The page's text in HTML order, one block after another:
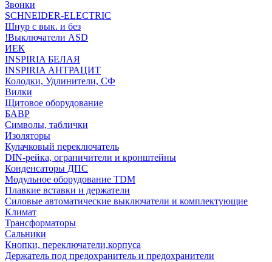
Звонки
SCHNEIDER-ELECTRIC
Шнур с вык. и без
!Выключатели ASD
ИЕК
INSPIRIA БЕЛАЯ
INSPIRIA АНТРАЦИТ
Колодки, Удлинители, СФ
Вилки
Щитовое оборудование
БАВР
Символы, таблички
Изоляторы
Кулачковый переключатель
DIN-рейка, ограничители и кронштейны
Конденсаторы ДПС
Модульное оборудование TDM
Плавкие вставки и держатели
Силовые автоматические выключатели и комплектующие
Климат
Трансформаторы
Сальники
Кнопки, переключатели,корпуса
Держатель под предохранитель и предохранители